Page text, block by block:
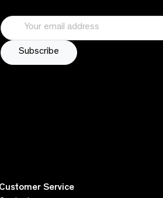
Customer Service